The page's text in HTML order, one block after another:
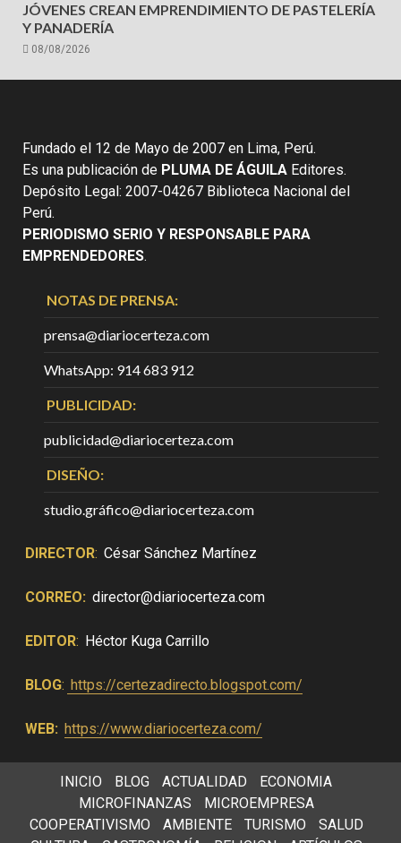
JÓVENES CREAN EMPRENDIMIENTO DE PASTELERÍA
Y PANADERÍA
08/08/2026
Fundado el 12 de Mayo de 2007 en Lima, Perú.
Es una publicación de PLUMA DE ÁGUILA Editores.
Depósito Legal: 2007-04267 Biblioteca Nacional del
Perú.
PERIODISMO SERIO Y RESPONSABLE PARA
EMPRENDEDORES.
NOTAS DE PRENSA:
prensa@diariocerteza.com
WhatsApp: 914 683 912
PUBLICIDAD:
publicidad@diariocerteza.com
DISEÑO:
studio.gráfico@diariocerteza.com
DIRECTOR: César Sánchez Martínez
CORREO: director@diariocerteza.com
EDITOR: Héctor Kuga Carrillo
BLOG: https://certezadirecto.blogspot.com/
WEB: https://www.diariocerteza.com/
INICIO BLOG ACTUALIDAD
ECONOMIA
MICROFINANZAS
MICROEMPRESA
COOPERATIVISMO
AMBIENTE TURISMO
SALUD